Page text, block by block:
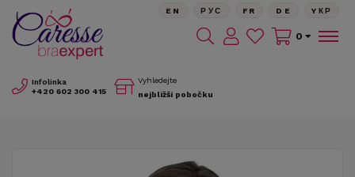
Infolinka
+420 602 300 415
Vyhledejte
nejbližší pobočku
EN РУС FR DE YКР
0